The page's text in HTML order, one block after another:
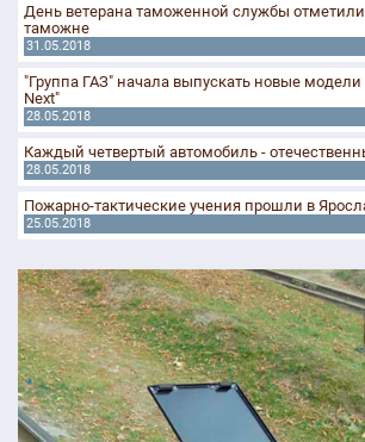
День ветерана таможенной службы
таможне
31.05.2018
"Группа ГАЗ" начала выпускать новые модели
Next"
28.05.2018
Каждый четвертый автомобиль -
28.05.2018
Пожарно-тактические учения прошли в
25.05.2018